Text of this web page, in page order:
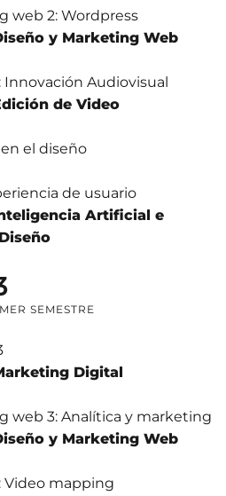
web 2: Wordpress
y Marketing Web
Audiovisual
de Video
el diseño
de usuario
Artificial e
SEMESTRE
Digital
web 3: Analítica y marketing
y Marketing Web
Video mapping